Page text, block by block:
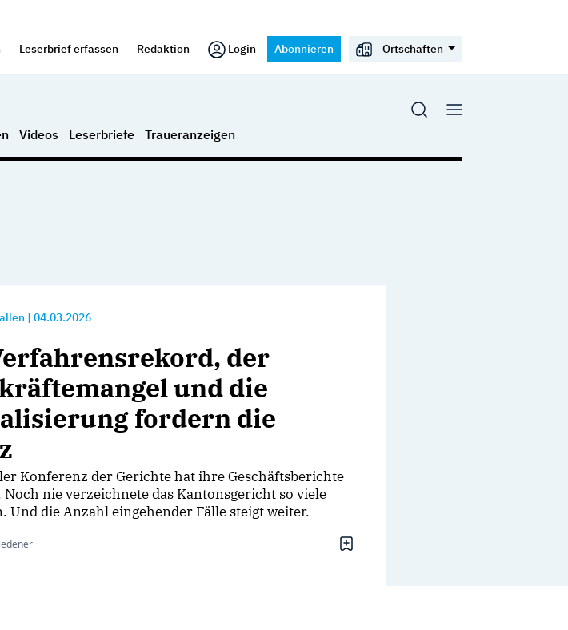
Leserbrief erfassen Redaktion Login Abonnieren Ortschaften
Videos Leserbriefe Traueranzeigen
04.03.2026
der
und die
fordern die
Konferenz der Gerichte hat ihre Geschäftsberichte
Noch nie verzeichnete das Kantonsgericht so viele
Und die Anzahl eingehender Fälle steigt weiter.